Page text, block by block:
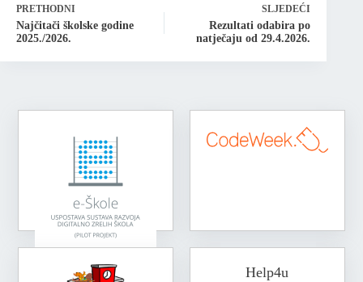
PRETHODNI
Najčitači školske godine
2025./2026.
SLJEDEĆI
Rezultati odabira po
natječaju od 29.4.2026.
Help4u